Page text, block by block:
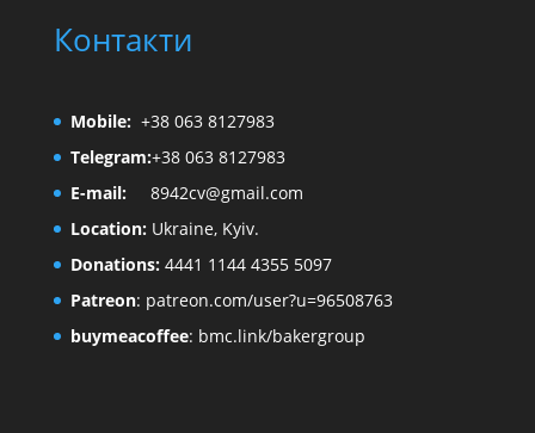
Контакти
Mobile: +38 063 8127983
Telegram:+38 063 8127983
E-mail:
8942cv@gmail.com
Location:Ukraine, Kyiv.
Donations:4441 1144 4355 5097
Patreon: patreon.com/user?u=96508763
buymeacoffee: bmc.link/bakergroup